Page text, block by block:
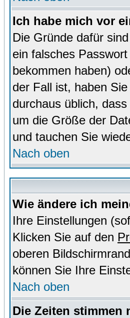
Ich habe mich vor
Die Gründe dafür
ein falsches
bekommen haben)
der Fall ist, haben
durchaus üblich,
um die Größe der
und tauchen Sie
Nach oben
Wie ändere ich
Ihre Einstellungen
Klicken Sie auf den
oberen
können Sie Ihre
Nach oben
Die Zeiten stimmen